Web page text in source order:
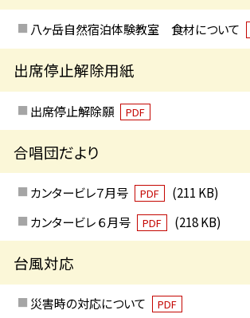
八ヶ岳自然宿泊体験教室 食材について
出席停止解除用紙
出席停止解除願 PDF
合唱団だより
カンタービレ７月号 PDF
(211 KB)
カンタービレ ６月号
PDF (218 KB)
台風対応
災害時の対応について PDF